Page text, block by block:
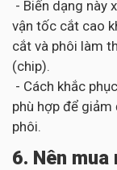
- Biến dạng này
vận tốc cắt cao
cắt và phôi làm
(chip).
- Cách khắc
phù hợp để
phôi.
6. Nên